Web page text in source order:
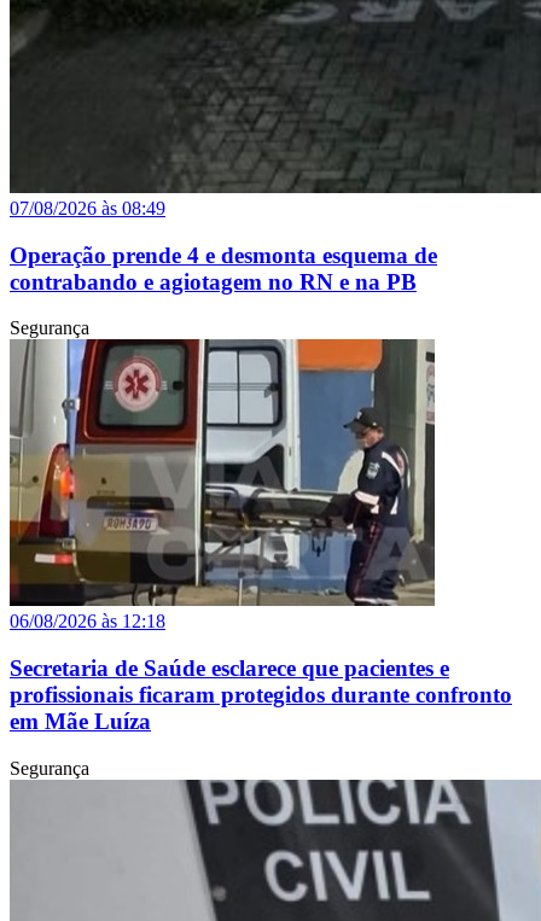
07/08/2026 às 08:49
Operação prende 4 e desmonta esquema de
contrabando e agiotagem no RN e na PB
Segurança
06/08/2026 às 12:18
Secretaria de Saúde esclarece que pacientes e
profissionais ficaram protegidos durante confronto
em Mãe Luíza
Segurança